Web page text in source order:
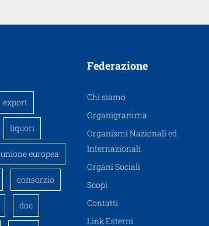
export
liquori
unione europea
consorzio
doc
Federazione
Chi siamo
Organigramma
Organismi Nazionali ed
Internazionali
Organi Sociali
Scopi
Contatti
Link Esterni